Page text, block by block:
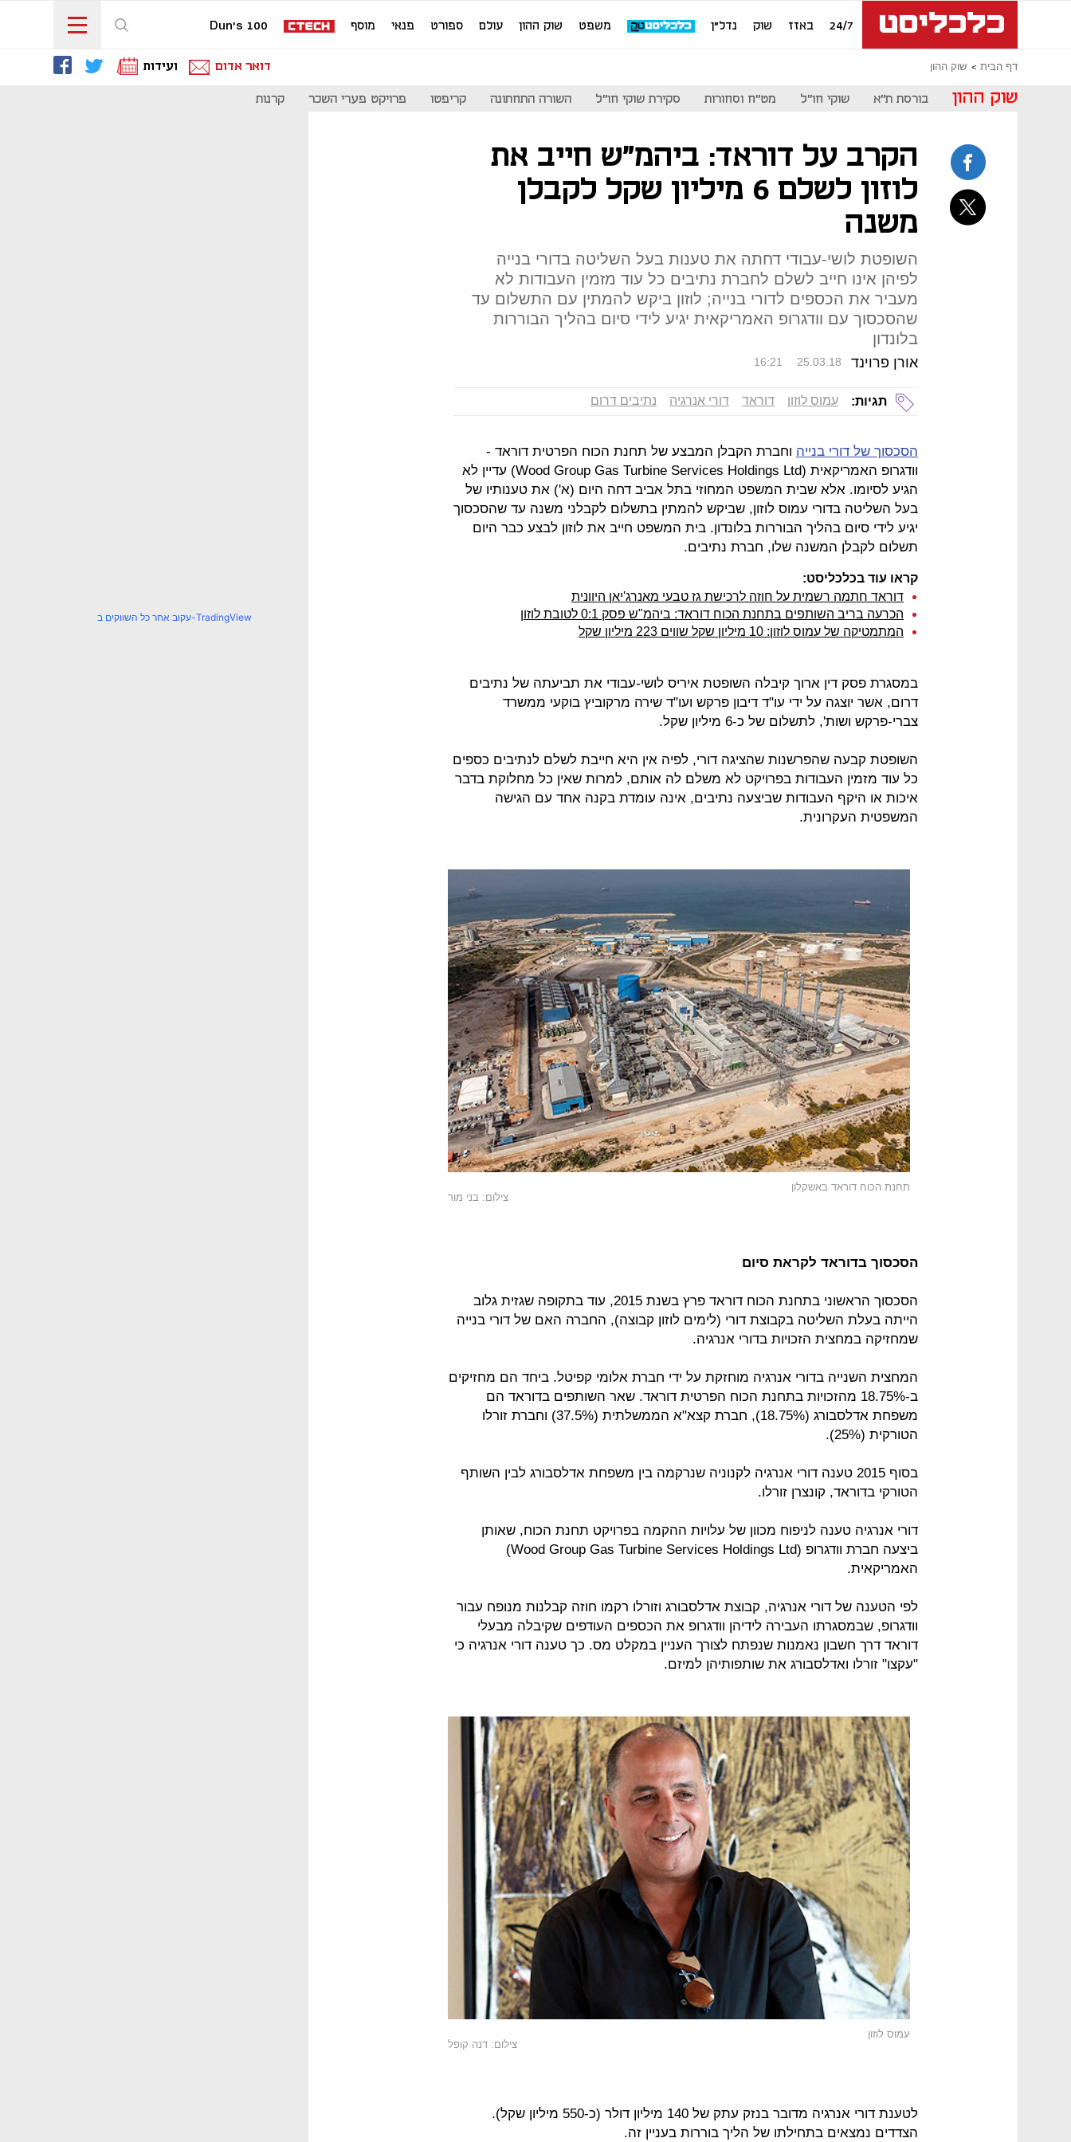
24/7 באזז שוק נדל"ן משפט שוק ההון עולם ספורט פנאי מוסף Dun's 100
דף הבית שוק ההון דואר אדום ועידות
שוק ההון בורסת ת"א שוקי חו"ל מט"ח וסחורות סקירת שוקי חו"ל השורה התחתונה קריפטו פרויקט פערי השכר קרנות
הקרב על דוראד: ביהמ"ש חייב את
לוזון לשלם 6 מיליון שקל לקבלן
משנה
השופטת לושי-עבודי דחתה את טענות בעל השליטה בדורי בנייה
לפיהן אינו חייב לשלם לחברת נתיבים כל עוד מזמין העבודות לא
מעביר את הכספים לדורי בנייה; לוזון ביקש להמתין עם התשלום עד
שהסכסוך עם וודגרופ האמריקאית יגיע לידי סיום בהליך הבוררות
בלונדון
אורן פרוינד 16:21 25.03.18
תגיות: עמוס לוזון דוראד דורי אנרגיה נתיבים דרום
הסכסוך של דורי בנייה וחברת הקבלן המבצע של תחנת הכוח הפרטית דוראד -
וודגרופ האמריקאית (Wood Group Gas Turbine Services Holdings Ltd) עדיין לא
הגיע לסיומו. אלא שבית המשפט המחוזי בתל אביב דחה היום (א') את טענותיו של
בעל השליטה בדורי עמוס לוזון, שביקש להמתין בתשלום לקבלני משנה עד שהסכסוך
יגיע לידי סיום בהליך הבוררות בלונדון. בית המשפט חייב את לוזון לבצע כבר היום
תשלום לקבלן המשנה שלו, חברת נתיבים.
קראו עוד בכלכליסט:
דוראד חתמה רשמית על חוזה לרכישת גז טבעי מאנרג'יאן היוונית
הכרעה בריב השותפים בתחנת הכוח דוראד: ביהמ"ש פסק 0:1 לטובת לוזון
המתמטיקה של עמוס לוזון: 10 מיליון שקל שווים 223 מיליון שקל
במסגרת פסק דין ארוך קיבלה השופטת איריס לושי-עבודי את תביעתה של נתיבים
דרום, אשר יוצגה על ידי עו"ד דיבון פרקש ועו"ד שירה מרקוביץ בוקעי ממשרד
צברי-פרקש ושות', לתשלום של כ-6 מיליון שקל.
השופטת קבעה שהפרשנות שהציגה דורי, לפיה אין היא חייבת לשלם לנתיבים כספים
כל עוד מזמין העבודות בפרויקט לא משלם לה אותם, למרות שאין כל מחלוקת בדבר
איכות או היקף העבודות שביצעה נתיבים, אינה עומדת בקנה אחד עם הגישה
המשפטית העקרונית.
תחנת הכוח דוראד באשקלון
צילום: בני מור
הסכסוך בדוראד לקראת סיום
הסכסוך הראשוני בתחנת הכוח דוראד פרץ בשנת 2015, עוד בתקופה שגזית גלוב
הייתה בעלת השליטה בקבוצת דורי (לימים לוזון קבוצה), החברה האם של דורי בנייה
שמחזיקה במחצית הזכויות בדורי אנרגיה.
המחצית השנייה בדורי אנרגיה מוחזקת על ידי חברת אלומי קפיטל. ביחד הם מחזיקים
ב-18.75% מהזכויות בתחנת הכוח הפרטית דוראד. שאר השותפים בדוראד הם
משפחת אדלסבורג (18.75%), חברת קצא"א הממשלתית (37.5%) וחברת זורלו
הטורקית (25%).
בסוף 2015 טענה דורי אנרגיה לקנוניה שנרקמה בין משפחת אדלסבורג לבין השותף
הטורקי בדוראד, קונצרן זורלו.
דורי אנרגיה טענה לניפוח מכוון של עלויות ההקמה בפרויקט תחנת הכוח, שאותן
ביצעה חברת וודגרופ (Wood Group Gas Turbine Services Holdings Ltd)
האמריקאית.
לפי הטענה של דורי אנרגיה, קבוצת אדלסבורג וזורלו רקמו חוזה קבלנות מנופח עבור
וודגרופ, שבמסגרתו העבירה לידיהן וודגרופ את הכספים העודפים שקיבלה מבעלי
דוראד דרך חשבון נאמנות שנפתח לצורך העניין במקלט מס. כך טענה דורי אנרגיה כי
"עקצו" זורלו ואדלסבורג את שותפותיהן למיזם.
עמוס לוזון
צילום: דנה קופל
לטענת דורי אנרגיה מדובר בנזק עתק של 140 מיליון דולר (כ-550 מיליון שקל).
הצדדים נמצאים בתחילתו של הליך בוררות בעניין זה.
עקוב אחר כל השווקים ב-TradingView